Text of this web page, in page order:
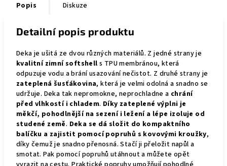
Popis Diskuze
Detailní popis produktu
Deka je ušitá ze dvou různých materiálů. Z jedné strany je
kvalitní zimní softshell s TPU membránou, která
odpuzuje vodu a brání usazování nečistot. Z druhé strany je
zateplená šusťákovina, která je velmi odolná a snadno se
udržuje. Deka tak nepromokne, neprochladne a chrání
před vlhkostí i chladem. Díky zateplené výplni je
měkčí, pohodlnější na sezení i ležení a lépe izoluje od
studené země. Deka se dá složit do kompaktního
balíčku a zajistit pomocí popruhů s kovovými kroužky,
díky čemuž je snadno přenosná. Stačí ji přeložit napůl a
smotat. Pak pomocí popruhů utáhnout a můžete opět